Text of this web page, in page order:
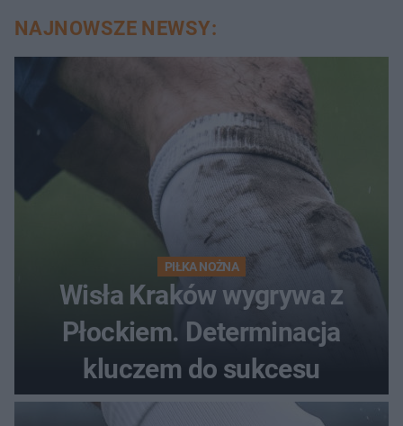
NAJNOWSZE NEWSY:
PIŁKA NOŻNA
Wisła Kraków wygrywa z
Płockiem. Determinacja
kluczem do sukcesu